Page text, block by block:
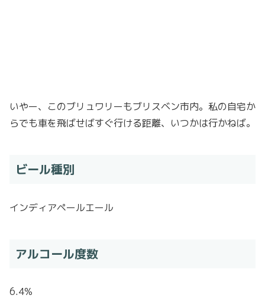
いやー、このブリュワリーもブリスベン市内。私の自宅か
らでも車を飛ばせばすぐ行ける距離、いつかは行かねば。
ビール種別
インディアペールエール
アルコール度数
6.4%